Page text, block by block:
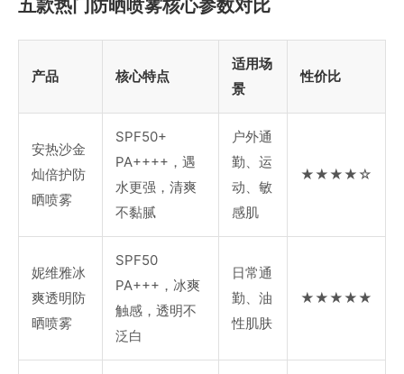
五款热门防晒喷雾核心参数对比
产品 核心特点
适用场
景
性价比
安热沙金
灿倍护防
晒喷雾
SPF50+
PA++++，遇
水更强，清爽
不黏腻
户外通
勤、运
动、敏
感肌
★★★★☆
妮维雅冰
爽透明防
晒喷雾
SPF50
PA+++，冰爽
触感，透明不
泛白
日常通
勤、油
性肌肤
★★★★★